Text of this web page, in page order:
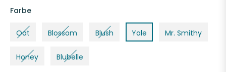
Farbe
Oat Blossom Blush Yale Mr. Smithy
Honey Blubelle